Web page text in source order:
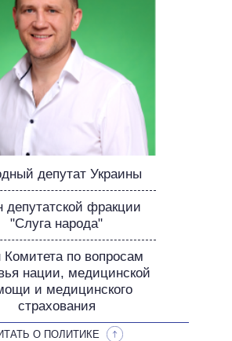
ОБЕЩАНИЯ В ПРОЦЕССЕ
ВСЕ ОБЕЩАНИЯ
АРХИВНЫЕ ОБЕЩАНИЯ
депутат Украины
депутатской фракции
"Слуга народа"
Комитета по вопросам
нации, медицинской
и медицинского
страхования
О ПОЛИТИКЕ